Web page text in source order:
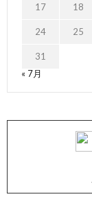
17 18
24 25
31
« 7月